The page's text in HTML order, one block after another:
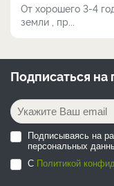
От хорошего 3-4
земли , пр...
Подписаться на
Подписываясь на
персональных
С Политикой